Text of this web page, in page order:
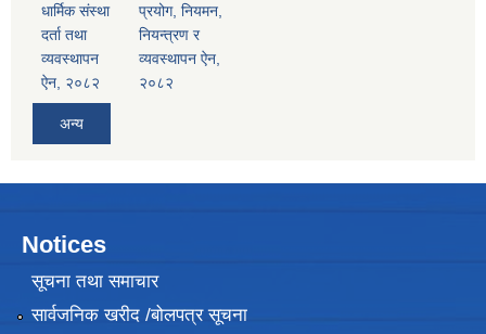
धार्मिक संस्था
दर्ता तथा
व्यवस्थापन
ऐन, २०८२
प्रयोग, नियमन,
नियन्त्रण र
व्यवस्थापन ऐन,
२०८२
अन्य
Notices
सूचना तथा समाचार
सार्वजनिक खरीद /बोलपत्र सूचना